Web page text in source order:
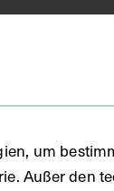
um
Außer den